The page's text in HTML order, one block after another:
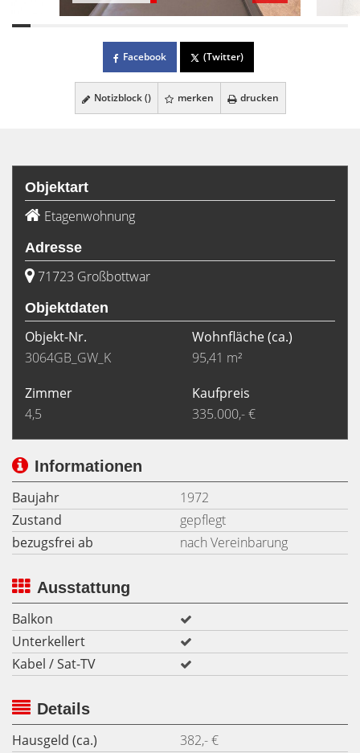
Facebook (Twitter)
Notizblock () merken drucken
Objektart
Etagenwohnung
Adresse
71723 Großbottwar
Objektdaten
Objekt-Nr.
3064GB_GW_K
Wohnfläche(ca.)
95,41 m²
Zimmer
4,5
Kaufpreis
335.000,- €
Informationen
Baujahr
1972
Zustand
gepflegt
bezugsfrei ab
nach Vereinbarung
Ausstattung
Balkon
Unterkellert
Kabel / Sat-TV
Details
Hausgeld (ca.)
382,- €